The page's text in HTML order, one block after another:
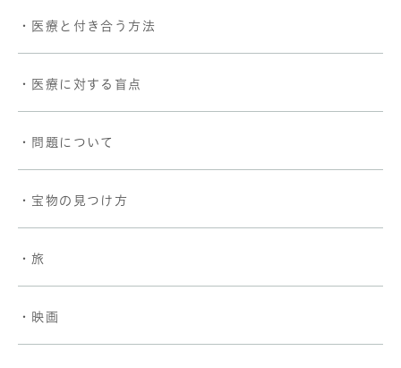
・医療と付き合う方法
・医療に対する盲点
・問題について
・宝物の見つけ方
・旅
・映画